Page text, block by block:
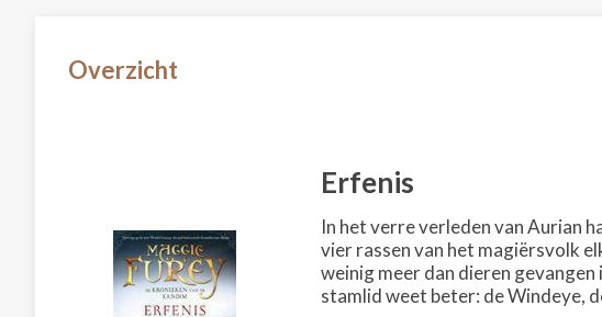
Overzicht
Erfenis
In het verre verleden van Aurian
vier rassen van het magiërsvolk
weinig meer dan dieren
stamlid weet beter: de Windeye,